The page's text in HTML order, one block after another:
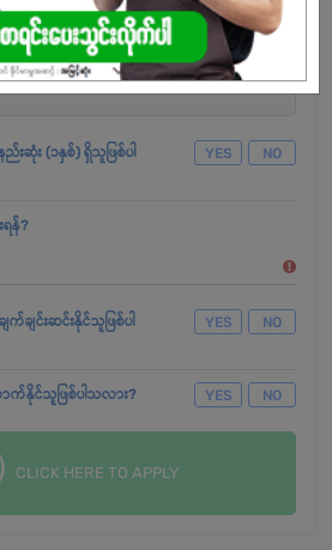
ဆုံး (၁နှစ်) ရှိသူဖြစ်ပါ
YES NO
ရန်?
ချင်းဆင်းနိုင်သူဖြစ်ပါ
YES NO
ာက်နိုင်သူဖြစ်ပါသလား? YES NO
CLICK HERE TO APPLY